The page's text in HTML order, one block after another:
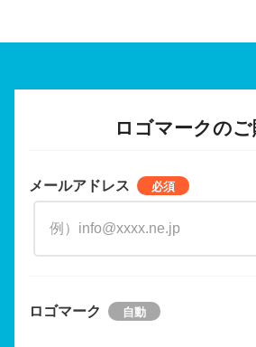
ロゴマークのご
メールアドレス
ロゴマーク